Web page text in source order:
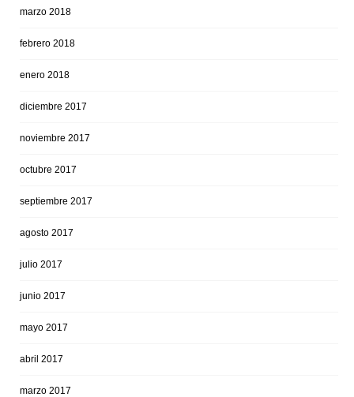
marzo 2018
febrero 2018
enero 2018
diciembre 2017
noviembre 2017
octubre 2017
septiembre 2017
agosto 2017
julio 2017
junio 2017
mayo 2017
abril 2017
marzo 2017